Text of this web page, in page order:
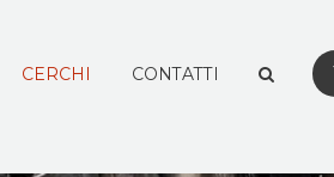
CERCHI CONTATTI